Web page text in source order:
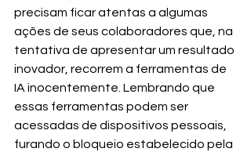
precisam ficar atentas a algumas
ações de seus colaboradores que, na
tentativa de apresentar um resultado
inovador, recorrem a ferramentas de
IA inocentemente. Lembrando que
essas ferramentas podem ser
acessadas de dispositivos pessoais,
furando o bloqueio estabelecido pela